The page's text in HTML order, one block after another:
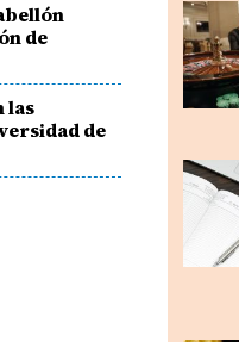
de
las
de